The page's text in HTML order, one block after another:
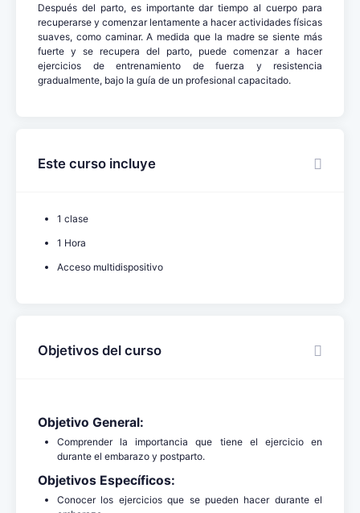
Después del parto, es importante dar tiempo al cuerpo para
recuperarse y comenzar lentamente a hacer actividades físicas
suaves, como caminar. A medida que la madre se siente más
fuerte y se recupera del parto, puede comenzar a hacer
ejercicios de entrenamiento de fuerza y resistencia
gradualmente, bajo la guía de un profesional capacitado.
Este curso incluye
1 clase
1 Hora
Acceso multidispositivo
Objetivos del curso
Objetivo General:
Comprender la importancia que tiene el ejercicio en
durante el embarazo y postparto.
Objetivos Específicos:
Conocer los ejercicios que se pueden hacer durante el